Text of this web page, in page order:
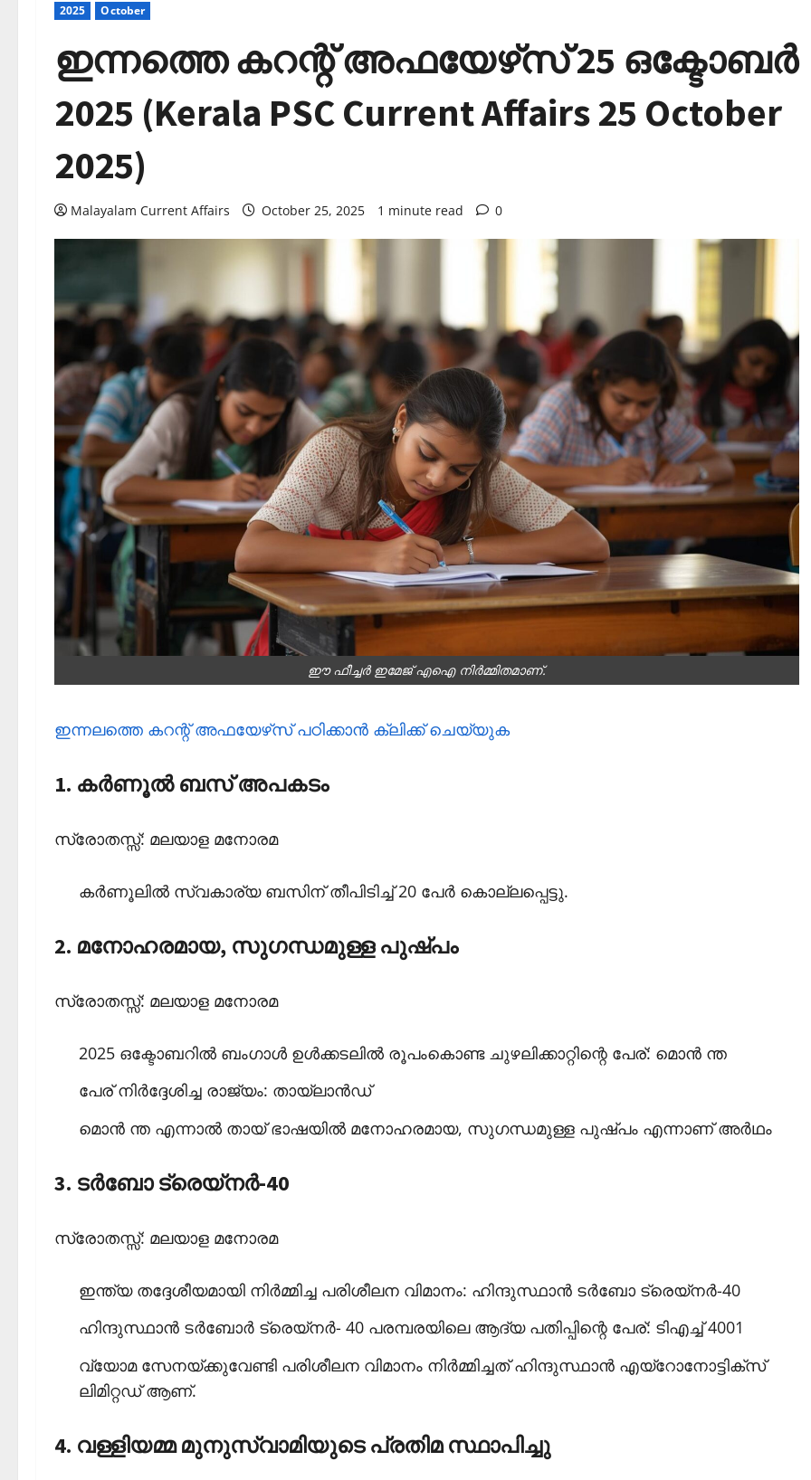
2025 October
ഇന്നത്തെ കറന്റ് അഫയേഴ്‌സ് 25 ഒക്ടോബര്‍
2025 (Kerala PSC Current Affairs 25 October
2025)
Malayalam Current Affairs October 25, 2025 1 minute read 0
ഈ ഫീച്ചര്‍ ഇമേജ് എഐ നിര്‍മ്മിതമാണ്.
ഇന്നലത്തെ കറന്റ് അഫയേഴ്‌സ് പഠിക്കാന്‍ ക്ലിക്ക് ചെയ്യുക
1. കര്‍ണൂല്‍ ബസ് അപകടം
സ്രോതസ്സ്: മലയാള മനോരമ
കര്‍ണൂലില്‍ സ്വകാര്യ ബസിന് തീപിടിച്ച് 20 പേര്‍ കൊല്ലപ്പെട്ടു.
2. മനോഹരമായ, സുഗന്ധമുള്ള പുഷ്പം
സ്രോതസ്സ്: മലയാള മനോരമ
2025 ഒക്ടോബറില്‍ ബംഗാള്‍ ഉള്‍ക്കടലില്‍ രൂപംകൊണ്ട ചുഴലിക്കാറ്റിന്റെ പേര്: മൊന്‍ ന്ത
പേര് നിര്‍ദ്ദേശിച്ച രാജ്യം: തായ്‌ലാന്‍ഡ്
മൊന്‍ ന്ത എന്നാല്‍ തായ് ഭാഷയില്‍ മനോഹരമായ, സുഗന്ധമുള്ള പുഷ്പം എന്നാണ് അര്‍ഥം
3. ടര്‍ബോ ട്രെയ്‌നര്‍-40
സ്രോതസ്സ്: മലയാള മനോരമ
ഇന്ത്യ തദ്ദേശീയമായി നിര്‍മ്മിച്ച പരിശീലന വിമാനം: ഹിന്ദുസ്ഥാന്‍ ടര്‍ബോ ട്രെയ്‌നര്‍-40
ഹിന്ദുസ്ഥാന്‍ ടര്‍ബോര്‍ ട്രെയ്‌നര്‍- 40 പരമ്പരയിലെ ആദ്യ പതിപ്പിന്റെ പേര്: ടിഎച്ച് 4001
വ്യോമ സേനയ്ക്കുവേണ്ടി പരിശീലന വിമാനം നിര്‍മ്മിച്ചത് ഹിന്ദുസ്ഥാന്‍ എയ്‌റോനോട്ടിക്‌സ്
ലിമിറ്റഡ് ആണ്.
4. വള്ളിയമ്മ മുനുസ്വാമിയുടെ പ്രതിമ സ്ഥാപിച്ചു